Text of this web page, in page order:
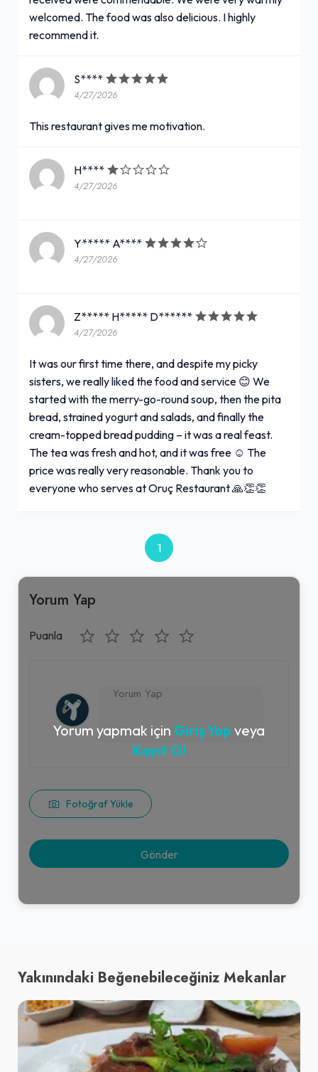
welcomed. The food was also delicious. I highly
recommend it.
S****
4/27/2026
This restaurant gives me motivation.
H****
4/27/2026
Y***** A****
4/27/2026
Z***** H***** D******
4/27/2026
It was our first time there, and despite my picky
sisters, we really liked the food and service 😊 We
started with the merry-go-round soup, then the pita
bread, strained yogurt and salads, and finally the
cream-topped bread pudding – it was a real feast.
The tea was fresh and hot, and it was free ☺️ The
price was really very reasonable. Thank you to
everyone who serves at Oruç Restaurant 🙏👏👏
1
Yorum Yap
Puanla
Fotoğraf Yükle
Yorum yapmak için Giriş Yap veya
Kayıt Ol
Yakınındaki Beğenebileceğiniz Mekanlar